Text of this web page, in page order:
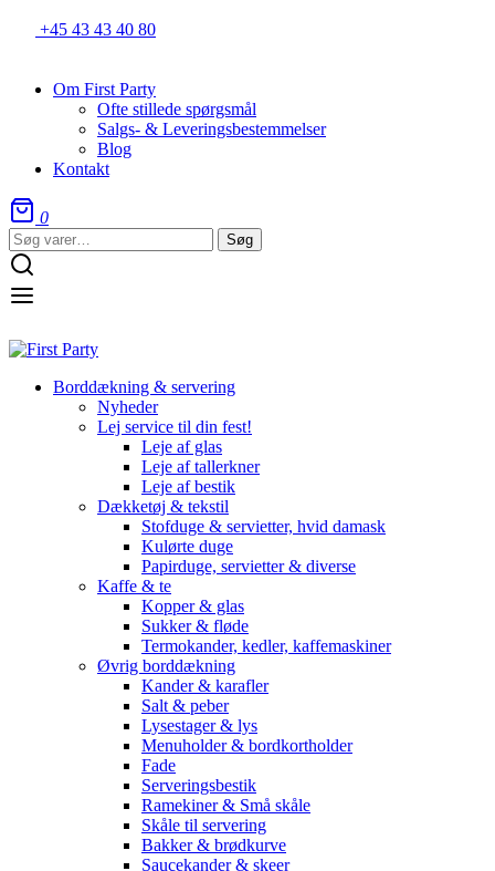
+45 43 43 40 80
Om First Party
Ofte stillede spørgsmål
Salgs- & Leveringsbestemmelser
Blog
Kontakt
0
Søg
efter:
Søg
Borddækning & servering
Nyheder
Lej service til din fest!
Leje af glas
Leje af tallerkner
Leje af bestik
Dækketøj & tekstil
Stofduge & servietter, hvid damask
Kulørte duge
Papirduge, servietter & diverse
Kaffe & te
Kopper & glas
Sukker & fløde
Termokander, kedler, kaffemaskiner
Øvrig borddækning
Kander & karafler
Salt & peber
Lysestager & lys
Menuholder & bordkortholder
Fade
Serveringsbestik
Ramekiner & Små skåle
Skåle til servering
Bakker & brødkurve
Saucekander & skeer